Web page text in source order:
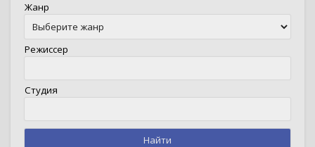
Жанр
Режиссер
Студия
Найти